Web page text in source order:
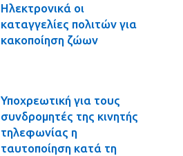
Ηλεκτρονικά οι
καταγγελίες πολιτών για
κακοποίηση ζώων
Υποχρεωτική για τους
συνδρομητές της κινητής
τηλεφωνίας η
ταυτοποίηση κατά τη